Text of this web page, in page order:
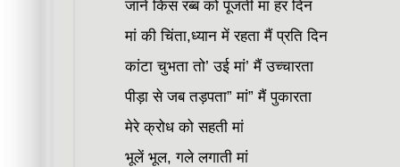
जाने किस रब्ब को पूजती मां हर दिन
मां की चिंता,ध्यान में रहता मैं प्रति दिन
कांटा चुभता तो’ उई मां’ मैं उच्चारता
पीड़ा से जब तड़पता” मां” मैं पुकारता
मेरे क्रोध को सहती मां
भूलें भूल, गले लगाती मां